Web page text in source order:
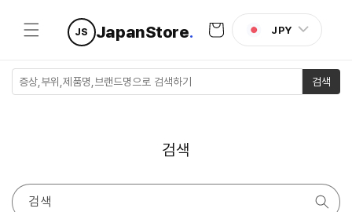
건너뛰기
JS JapanStore.
트
JPY
검색
검색
검색